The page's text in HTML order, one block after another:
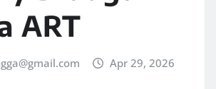
ART
Apr 29, 2026